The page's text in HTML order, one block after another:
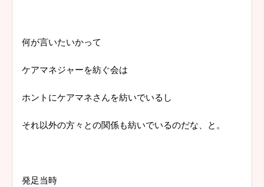
何が言いたいかって
ケアマネジャーを紡ぐ会は
ホントにケアマネさんを紡いでいるし
それ以外の方々との関係も紡いでいるのだな、と。
発足当時